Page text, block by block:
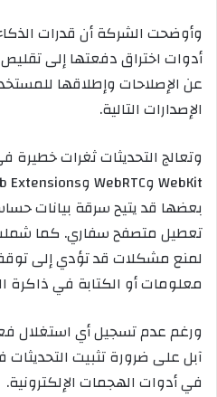
وأوضحت الشركة أن قدرات
أدوات اختراق دفعتها إلى تقليص
عن الإصلاحات وإطلاقها
الإصدارات التالية.
وتعالج التحديثات ثغرات
بعضها قد يتيح سرقة بيانات
تعطيل متصفح سفاري. كما
لمنع مشكلات قد تؤدي إلى
معلومات أو الكتابة في ذاكرة
ورغم عدم تسجيل أي استغلال
آبل على ضرورة تثبيت التحديثات
في أدوات الهجمات الإلكترونية.